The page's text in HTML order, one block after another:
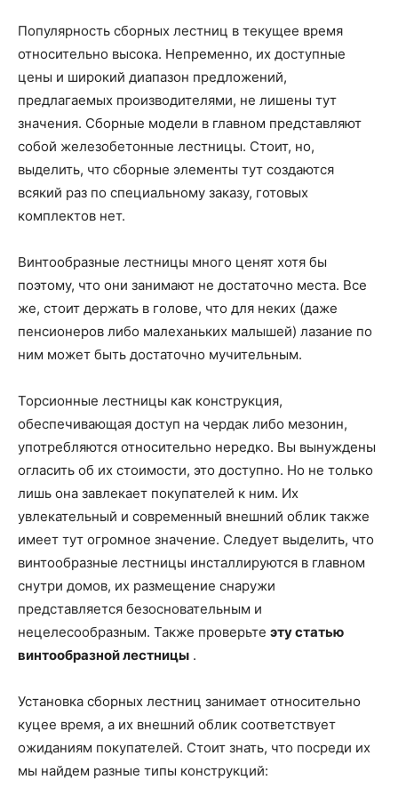
Популярность сборных лестниц в текущее время
относительно высока. Непременно, их доступные
цены и широкий диапазон предложений,
предлагаемых производителями, не лишены тут
значения. Сборные модели в главном представляют
собой железобетонные лестницы. Стоит, но,
выделить, что сборные элементы тут создаются
всякий раз по специальному заказу, готовых
комплектов нет.
Винтообразные лестницы много ценят хотя бы
поэтому, что они занимают не достаточно места. Все
же, стоит держать в голове, что для неких (даже
пенсионеров либо малеханьких малышей) лазание по
ним может быть достаточно мучительным.
Торсионные лестницы как конструкция,
обеспечивающая доступ на чердак либо мезонин,
употребляются относительно нередко. Вы вынуждены
огласить об их стоимости, это доступно. Но не только
лишь она завлекает покупателей к ним. Их
увлекательный и современный внешний облик также
имеет тут огромное значение. Следует выделить, что
винтообразные лестницы инсталлируются в главном
снутри домов, их размещение снаружи
представляется безосновательным и
нецелесообразным. Также проверьте эту статью
винтообразной лестницы .
Установка сборных лестниц занимает относительно
куцее время, а их внешний облик соответствует
ожиданиям покупателей. Стоит знать, что посреди их
мы найдем разные типы конструкций: